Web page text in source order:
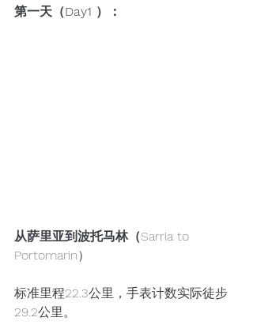
第一天（Day1 ）：
从萨里亚到波托马林（Sarria to
Portomarin）
标准里程22.3公里，手表计数实际徒步
29.2公里。